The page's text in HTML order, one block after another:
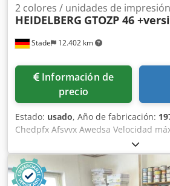
Stade 12.402 km
2 colores / unidades de impresión
HEIDELBERG GTOZP 46
Información de
precio
Estado: usado, Año de fabricación:
Chedpfx Afsvvx Awedsa Velocidad
hojas: 8000/h Formato máximo de
dispositivo de numeración incluye